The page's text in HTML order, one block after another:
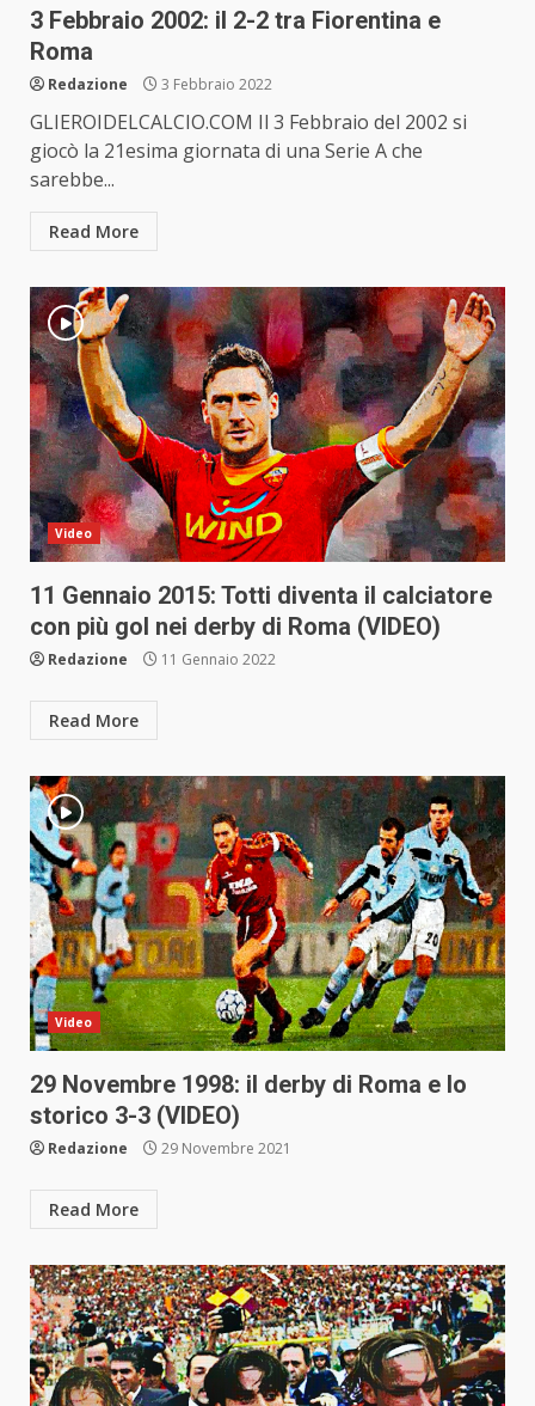
3 Febbraio 2002: il 2-2 tra Fiorentina e
Roma
Redazione 3 Febbraio 2022
GLIEROIDELCALCIO.COM Il 3 Febbraio del 2002 si
giocò la 21esima giornata di una Serie A che
sarebbe...
Read More
Video
11 Gennaio 2015: Totti diventa il calciatore
con più gol nei derby di Roma (VIDEO)
Redazione 11 Gennaio 2022
Read More
Video
29 Novembre 1998: il derby di Roma e lo
storico 3-3 (VIDEO)
Redazione 29 Novembre 2021
Read More